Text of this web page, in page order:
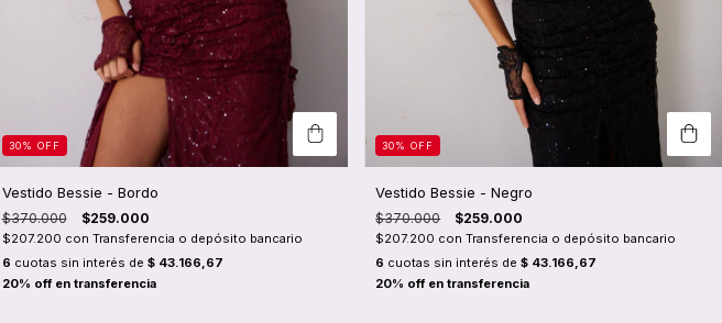
30% OFF
Vestido Bessie - Bordo
$370.000 $259.000
$207.200 con Transferencia o depósito bancario
6 cuotas sin interés de $ 43.166,67
30%OFF
Vestido Bessie - Negro
$370.000 $259.000
$207.200 con Transferencia o depósito bancario
6 cuotas sin interés de$ 43.166,67